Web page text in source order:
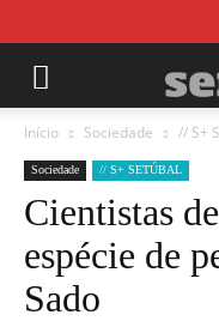
Início Sociedade // S+
Sociedade // S+ SETÚBAL
Cientistas
espécie de
Sado